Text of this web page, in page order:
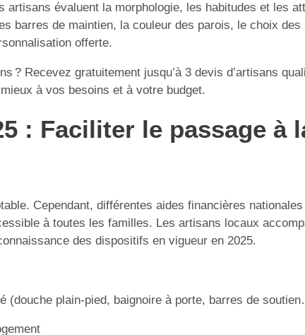
évaluent la morphologie, les habitudes et les
barres de maintien, la couleur des parois, le choix
offerte.
Recevez gratuitement jusqu’à 3 devis d’artisans
à vos besoins et à votre budget.
: Faciliter le passage à
Cependant, différentes aides financières
à toutes les familles. Les artisans locaux
des dispositifs en vigueur en 2025.
(douche plain-pied, baignoire à porte, barres de